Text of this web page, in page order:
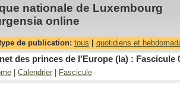
nationale de Luxembourg
online
de publication: tous quotidiens et
des princes de l'Europe (la) : Fascicule
Calendrier Fascicule